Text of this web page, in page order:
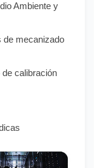
Ambiente y
de mecanizado
calibración